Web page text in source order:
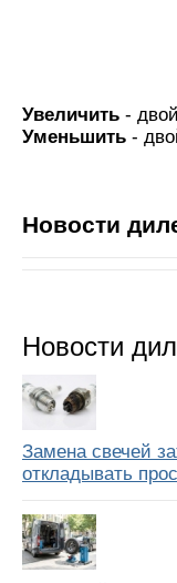
Увеличить -
Уменьшить -
Новости
Новости
Замена свечей
откладывать